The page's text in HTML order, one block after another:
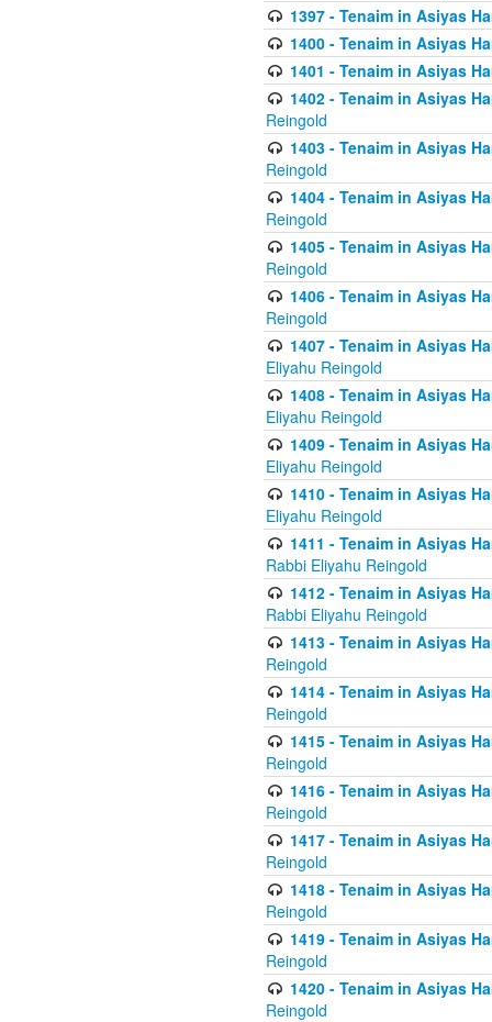
1397 - Tenaim in Asiyas
1400 - Tenaim in Asiyas
1401 - Tenaim in Asiyas
1402 - Tenaim in Asiyas
Reingold
1403 - Tenaim in Asiyas
Reingold
1404 - Tenaim in Asiyas
Reingold
1405 - Tenaim in Asiyas
Reingold
1406 - Tenaim in Asiyas
Reingold
1407 - Tenaim in Asiyas
Eliyahu Reingold
1408 - Tenaim in Asiyas
Eliyahu Reingold
1409 - Tenaim in Asiyas
Eliyahu Reingold
1410 - Tenaim in Asiyas
Eliyahu Reingold
1411 - Tenaim in Asiyas
Rabbi Eliyahu Reingold
1412 - Tenaim in Asiyas
Rabbi Eliyahu Reingold
1413 - Tenaim in Asiyas
Reingold
1414 - Tenaim in Asiyas
Reingold
1415 - Tenaim in Asiyas
Reingold
1416 - Tenaim in Asiyas
Reingold
1417 - Tenaim in Asiyas
Reingold
1418 - Tenaim in Asiyas
Reingold
1419 - Tenaim in Asiyas
Reingold
1420 - Tenaim in Asiyas
Reingold